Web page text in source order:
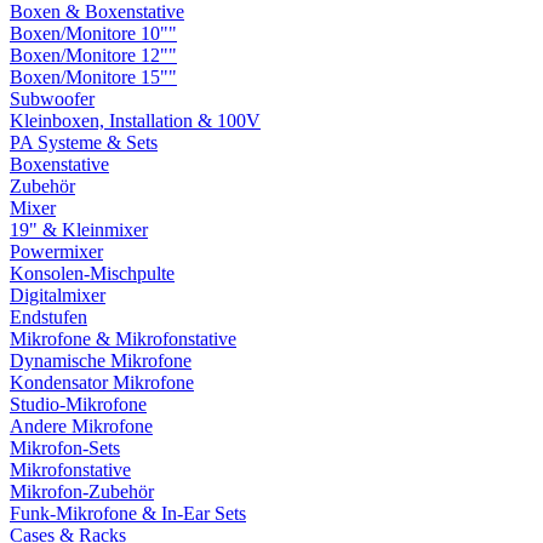
Boxen & Boxenstative
Boxen/Monitore 10""
Boxen/Monitore 12""
Boxen/Monitore 15""
Subwoofer
Kleinboxen, Installation & 100V
PA Systeme & Sets
Boxenstative
Zubehör
Mixer
19" & Kleinmixer
Powermixer
Konsolen-Mischpulte
Digitalmixer
Endstufen
Mikrofone & Mikrofonstative
Dynamische Mikrofone
Kondensator Mikrofone
Studio-Mikrofone
Andere Mikrofone
Mikrofon-Sets
Mikrofonstative
Mikrofon-Zubehör
Funk-Mikrofone & In-Ear Sets
Cases & Racks